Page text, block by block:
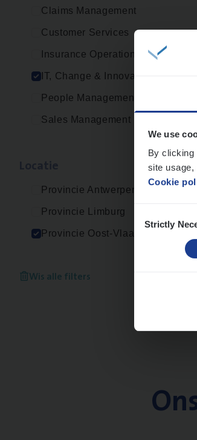
We use
By clicking
site usage,
Cookie
Selection
Strictly
Claims Management
Customer Services
Insurance Operations
IT, Change & Innovation
People Management
Sales Management
Provincie Antwerpen
Provincie Limburg
Provincie Oost-Vlaanderen
Wis alle filters